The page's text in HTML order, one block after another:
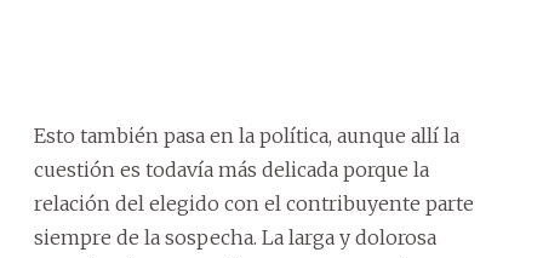
Esto también pasa en la política, aunque allí la
cuestión es todavía más delicada porque la
relación del elegido con el contribuyente parte
siempre de la sospecha. La larga y dolorosa